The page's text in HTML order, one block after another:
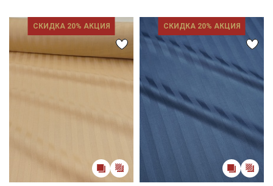
СКИДКА 20% АКЦИЯ СКИДКА 20% АКЦИЯ